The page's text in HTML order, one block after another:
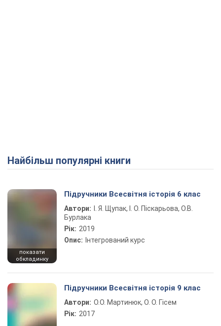
Найбільш популярні книги
показати
обкладинку
Підручники Всесвітня історія 6 клас
Автори:
І. Я. Щупак, І. О. Піскарьова, О.В.
Бурлака
Рік: 2019
Опис: Інтегрований курс
Підручники Всесвітня історія 9 клас
Автори: О.О. Мартинюк, О. О. Гісем
Рік: 2017